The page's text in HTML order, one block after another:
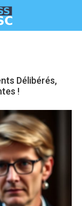
Délibérés,
!